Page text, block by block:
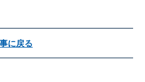
に戻る